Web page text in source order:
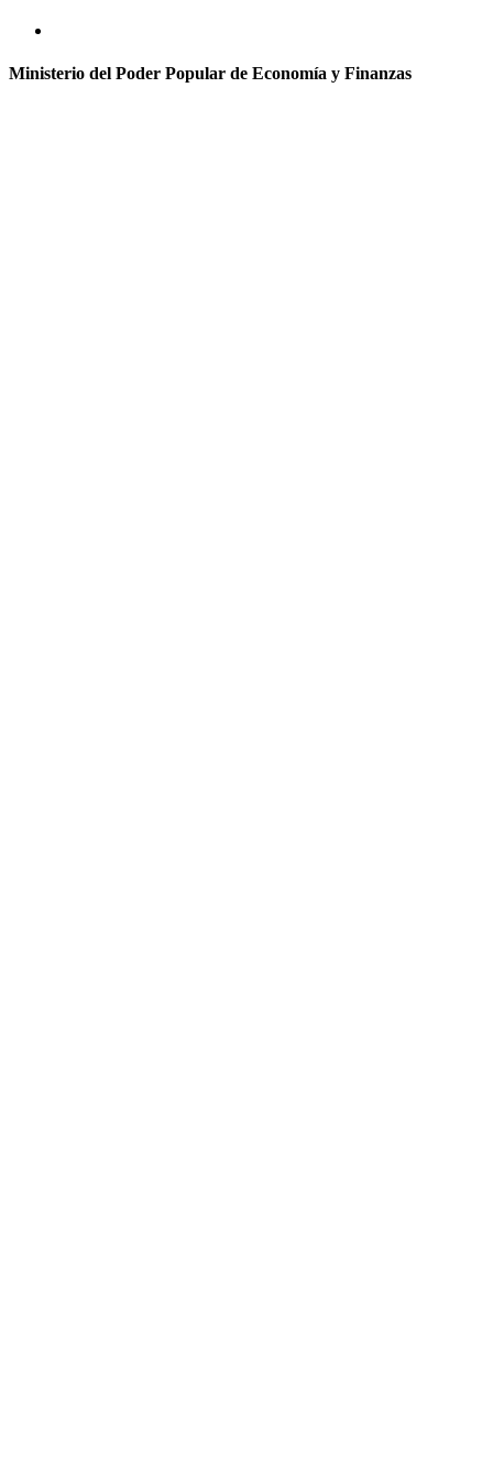
Ministerio del Poder Popular de Economía y Finanzas